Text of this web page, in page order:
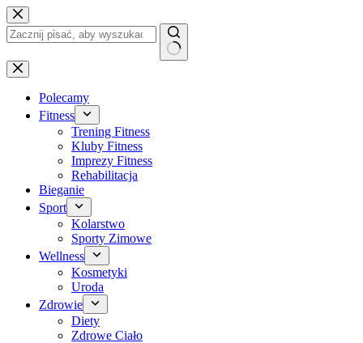
Przejdź
do
treści
Brak
wyników
Polecamy
Fitness
Trening Fitness
Kluby Fitness
Imprezy Fitness
Rehabilitacja
Bieganie
Sport
Kolarstwo
Sporty Zimowe
Wellness
Kosmetyki
Uroda
Zdrowie
Diety
Zdrowe Ciało